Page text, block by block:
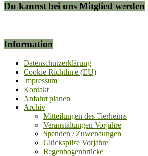
Du kannst bei uns Mitglied werden
Information
Datenschutzerklärung
Cookie-Richtlinie (EU)
Impressum
Kontakt
Anfahrt planen
Archiv
Mitteilungen des Tierheims
Veranstaltungen Vorjahre
Spenden / Zuwendungen
Glückspilze Vorjahre
Regenbogenbrücke